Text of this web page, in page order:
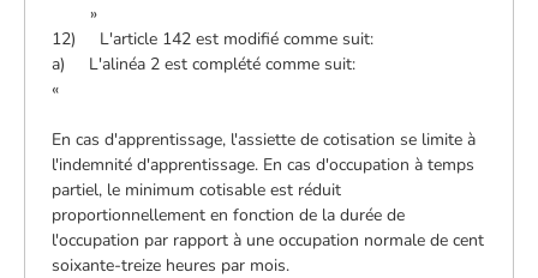
»
12) L'article 142 est modifié comme suit:
a) L'alinéa 2 est complété comme suit:
«
En cas d'apprentissage, l'assiette de cotisation se limite à
l'indemnité d'apprentissage. En cas d'occupation à temps
partiel, le minimum cotisable est réduit
proportionnellement en fonction de la durée de
l'occupation par rapport à une occupation normale de cent
soixante-treize heures par mois.